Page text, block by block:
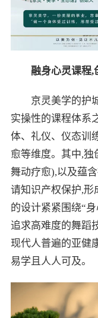
融身心灵课程,
京灵美学的护
实操性的课程体系
体、礼仪、仪态训
愈等维度。其中,独
舞动疗愈),以及蕴
请知识产权保护,形
的设计紧紧围绕“
追求高难度的舞蹈
现代人普遍的亚健
易学且人人可及。